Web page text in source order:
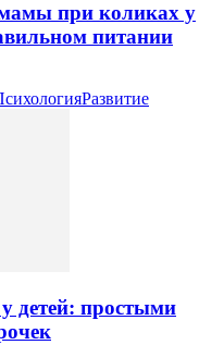
при коликах у
питании
Развитие
детей: простыми